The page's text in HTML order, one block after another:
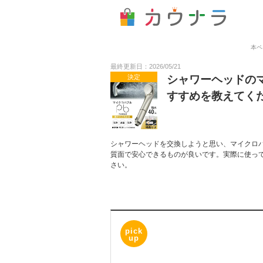
本
最終更新日：2026/05/21
決定
シャワーヘッドの
すすめを教えてく
シャワーヘッドを交換しようと思い、マイク
質面で安心できるものが良いです。実際に使
さい。
pick
up